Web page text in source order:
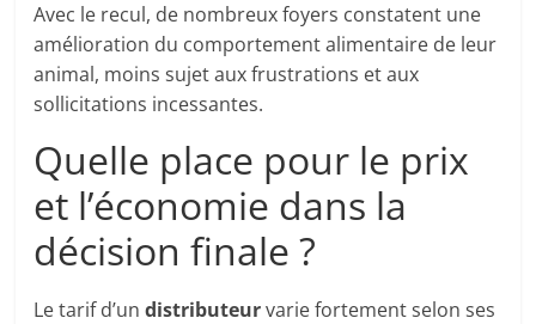
Avec le recul, de nombreux foyers constatent une
amélioration du comportement alimentaire de leur
animal, moins sujet aux frustrations et aux
sollicitations incessantes.
Quelle place pour le prix
et l’économie dans la
décision finale ?
Le tarif d’undistributeurvarie fortement selon ses